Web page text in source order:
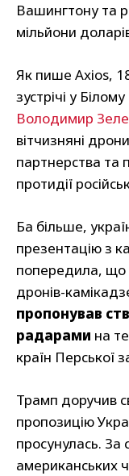
Вашингтону та
мільйони
Як пише Axios,
зустрічі у
Володимир
вітчизняні
партнерства
протидії
Ба більше,
презентацію з
попередила, що
дронів-
пропонував
радарами на
країн Перської
Трамп доручив
пропозицію
просунулась. За
американських